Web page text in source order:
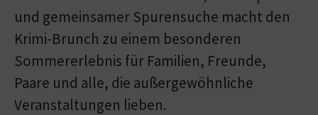
und gemeinsamer Spurensuche macht den
Krimi-Brunch zu einem besonderen
Sommererlebnis für Familien, Freunde,
Paare und alle, die außergewöhnliche
Veranstaltungen lieben.